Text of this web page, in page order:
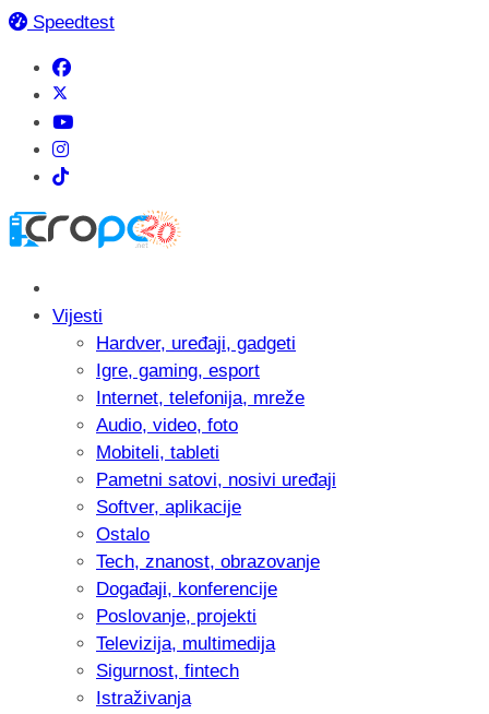
Speedtest
Vijesti
Hardver, uređaji, gadgeti
Igre, gaming, esport
Internet, telefonija, mreže
Audio, video, foto
Mobiteli, tableti
Pametni satovi, nosivi uređaji
Softver, aplikacije
Ostalo
Tech, znanost, obrazovanje
Događaji, konferencije
Poslovanje, projekti
Televizija, multimedija
Sigurnost, fintech
Istraživanja